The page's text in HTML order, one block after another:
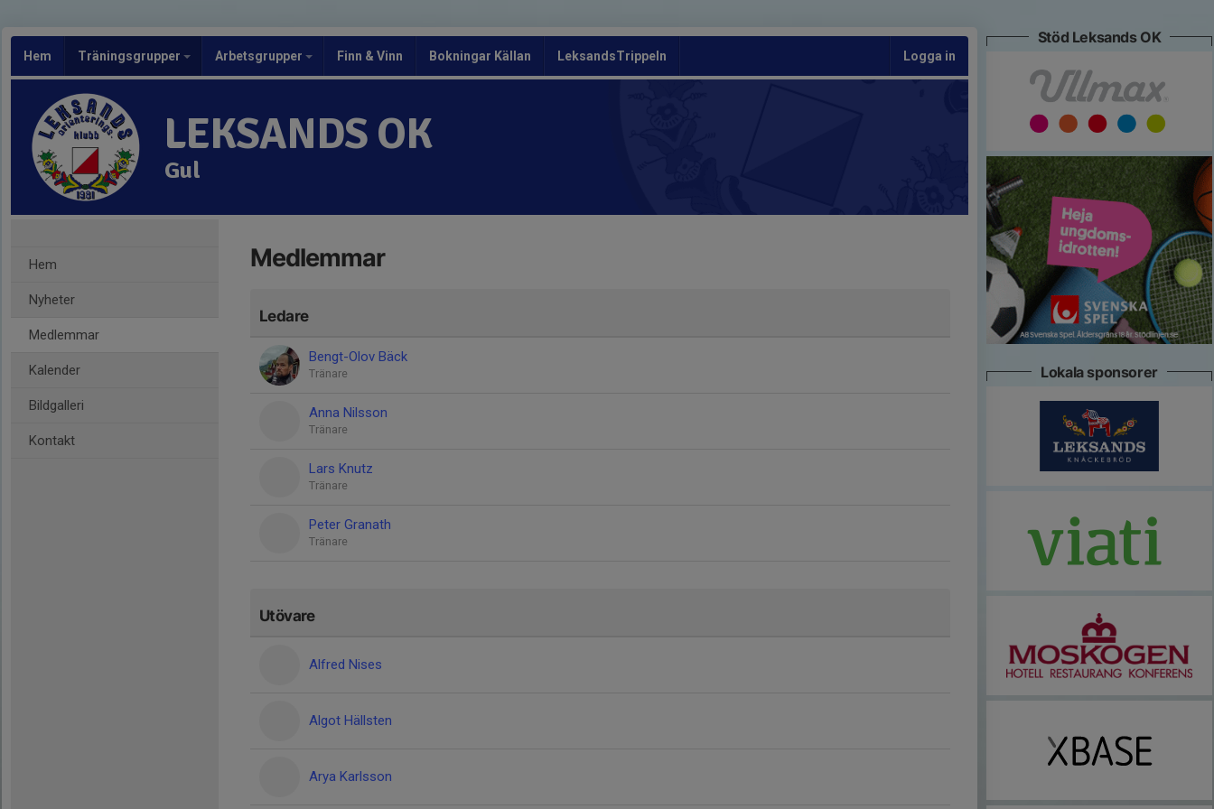
Hem Träningsgrupper Arbetsgrupper Finn & Vinn Bokningar Källan LeksandsTrippeln Logga in
LEKSANDS OK
Gul
Hem
Nyheter
Medlemmar
Kalender
Bildgalleri
Kontakt
Medlemmar
Ledare
Bengt-Olov Bäck
Tränare
Anna Nilsson
Tränare
Lars Knutz
Tränare
Peter Granath
Tränare
Utövare
Alfred Nises
Algot Hällsten
Arya Karlsson
Stöd Leksands OK
Lokala sponsorer